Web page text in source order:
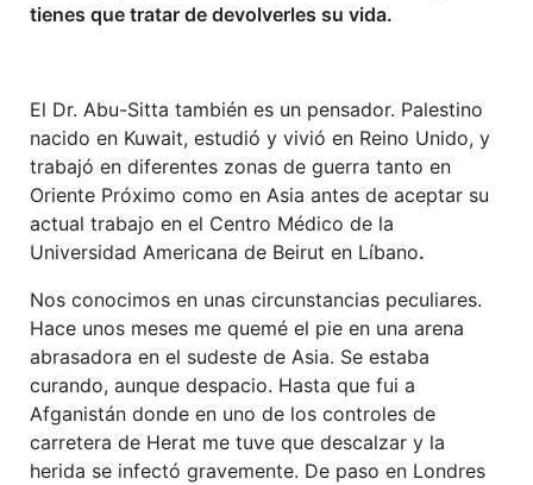
tienes que tratar de devolverles su vida.
El Dr. Abu-Sitta también es un pensador. Palestino
nacido en Kuwait, estudió y vivió en Reino Unido, y
trabajó en diferentes zonas de guerra tanto en
Oriente Próximo como en Asia antes de aceptar su
actual trabajo en el Centro Médico de la
Universidad Americana de Beirut en Líbano.
Nos conocimos en unas circunstancias peculiares.
Hace unos meses me quemé el pie en una arena
abrasadora en el sudeste de Asia. Se estaba
curando, aunque despacio. Hasta que fui a
Afganistán donde en uno de los controles de
carretera de Herat me tuve que descalzar y la
herida se infectó gravemente. De paso en Londres